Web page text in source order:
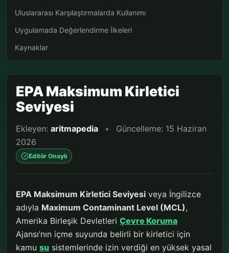
Uluslararası Karşılaştırmalarda Kullanımı
Uygulamada Değerlendirme İlkeleri
Kaynaklar
EPA Maksimum Kirletici
Seviyesi
Ekleyen: aritmapedia •
Güncelleme: 15 Haziran
2026
Editör Onaylı
EPA Maksimum Kirletici Seviyesi veya İngilizce
adıyla Maximum Contaminant Level (MCL),
Amerika Birleşik Devletleri Çevre Koruma
Ajansı’nın içme suyunda belirli bir kirletici için
kamu su sistemlerinde izin verdiği en yüksek yasal